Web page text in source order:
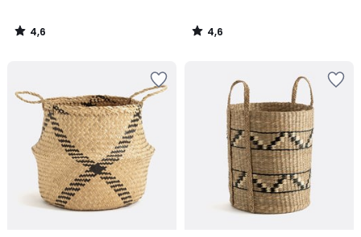
4,6
/
4,6
/